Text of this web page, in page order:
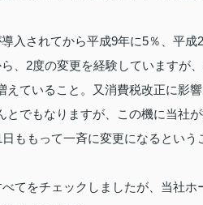
入されてから平成9年に5％、平成
、2度の変更を経験していますが
えていること。又消費税改正に影
とでもなりますが、この機に当社
ももって一斉に変更になるという
てをチェックしましたが、当社